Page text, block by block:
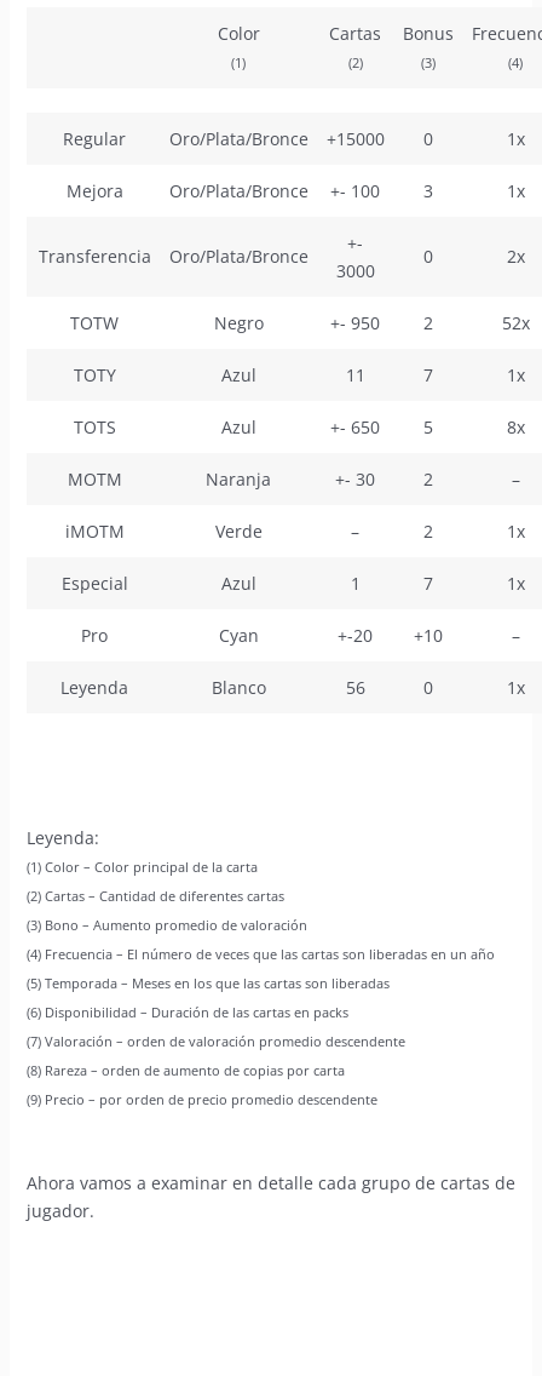
Color
(1)
Cartas
(2)
Bonus
(3) (4)
Regular Oro/Plata/Bronce +15000 0 1x
Mejora Oro/Plata/Bronce +- 100 3 1x
Transferencia Oro/Plata/Bronce
+-
3000
0 2x
TOTW Negro +- 950 2 52x
TOTY Azul 11 7 1x
TOTS Azul +- 650 5 8x
MOTM Naranja +- 30 2 –
iMOTM Verde – 2 1x
Especial Azul 1 7 1x
Pro Cyan +-20 +10 –
Leyenda Blanco 56 0 1x
Leyenda:
(1) Color – Color principal de la carta
(2) Cartas – Cantidad de diferentes cartas
(3) Bono – Aumento promedio de valoración
(4) Frecuencia – El número de veces que las cartas son liberadas en un año
(5) Temporada – Meses en los que las cartas son liberadas
(6) Disponibilidad – Duración de las cartas en packs
(7) Valoración – orden de valoración promedio descendente
(8) Rareza – orden de aumento de copias por carta
(9) Precio – por orden de precio promedio descendente
Ahora vamos a examinar en detalle cada grupo de cartas de
jugador.